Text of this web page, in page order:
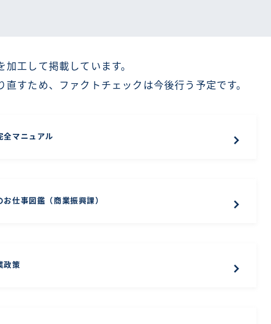
工して掲載しています。
すため、ファクトチェックは今後行う予定です。
全マニュアル
お仕事図鑑（商業振興課）
政策